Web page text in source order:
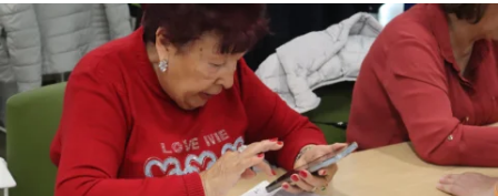
ALBERG CENTRE ESPLAI
FORMACIÓ